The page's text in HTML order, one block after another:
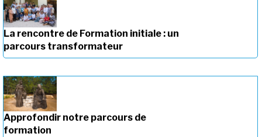
La rencontre de Formation initiale : un
parcours transformateur
Approfondir notre parcours de
formation